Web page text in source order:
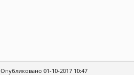
Опубликовано 01-10-2017 10:47